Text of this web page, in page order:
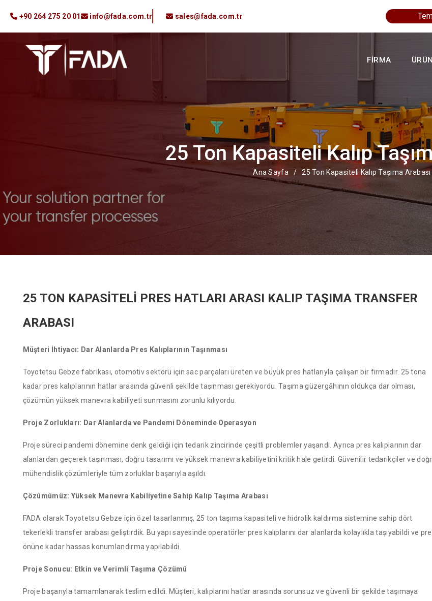
+90 264 275 20 01 info@fada.com.tr sales@fada.com.tr
FİRMA
25 Ton Kapasiteli Kalıp
Ana Sayfa / 25 Ton Kapasiteli Kalıp Taşıma Arabası
25 TON KAPASİTELİ PRES HATLARI ARASI KALIP TAŞIMA TRANSFER
ARABASI
Müşteri İhtiyacı: Dar Alanlarda Pres Kalıplarının Taşınması
Toyotetsu Gebze fabrikası, otomotiv sektörü için sac parçaları üreten ve büyük pres hatlarıyla çalışan bir firmadır. 25 tona
kadar pres kalıplarının hatlar arasında güvenli şekilde taşınması gerekiyordu. Taşıma güzergâhının oldukça dar olması,
çözümün yüksek manevra kabiliyeti sunmasını zorunlu kılıyordu.
Proje Zorlukları: Dar Alanlarda ve Pandemi Döneminde Operasyon
Proje süreci pandemi dönemine denk geldiği için tedarik zincirinde çeşitli problemler yaşandı. Ayrıca pres kalıplarının dar
alanlardan geçerek taşınması, doğru tasarımı ve yüksek manevra kabiliyetini kritik hale getirdi. Güvenilir tedarikçiler ve
mühendislik çözümleriyle tüm zorluklar başarıyla aşıldı.
Çözümümüz: Yüksek Manevra Kabiliyetine Sahip Kalıp Taşıma Arabası
FADA olarak Toyotetsu Gebze için özel tasarlanmış, 25 ton taşıma kapasiteli ve hidrolik kaldırma sistemine sahip dört
tekerlekli transfer arabası geliştirdik. Bu yapı sayesinde operatörler pres kalıplarını dar alanlarda kolaylıkla taşıyabildi ve
önüne kadar hassas konumlandırma yapılabildi.
Proje Sonucu: Etkin ve Verimli Taşıma Çözümü
Proje başarıyla tamamlanarak teslim edildi. Müşteri, kalıplarını hatlar arasında sorunsuz ve güvenli bir şekilde taşımaya